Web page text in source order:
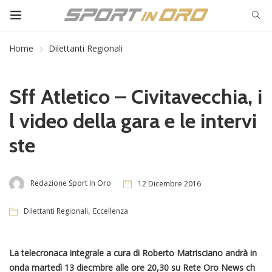
Home Dilettanti Regionali
Sff Atletico – Civitavecchia, i
l video della gara e le intervi
ste
Redazione Sport In Oro 12 Dicembre 2016
Dilettanti Regionali, Eccellenza
La telecronaca integrale a cura di Roberto Matrisciano andrà in
onda martedì 13 diecmbre alle ore 20,30 su Rete Oro News ch